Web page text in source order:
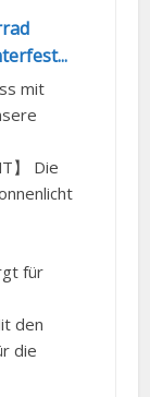
mit
】 Die
für
den
die